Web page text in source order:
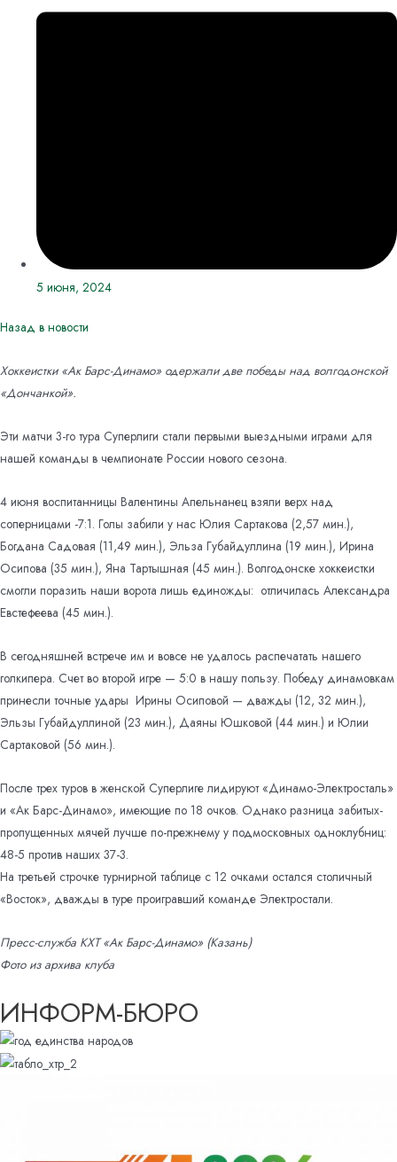
5 июня, 2024
Назад в новости
Хоккеистки «Ак Барс-Динамо» одержали две победы над волгодонской
«Дончанкой».
Эти матчи 3-го тура Суперлиги стали первыми выездными играми для
нашей команды в чемпионате России нового сезона.
4 июня воспитанницы Валентины Апельнанец взяли верх над
соперницами -7:1. Голы забили у нас Юлия Сартакова (2,57 мин.),
Богдана Садовая (11,49 мин.), Эльза Губайдуллина (19 мин.), Ирина
Осипова (35 мин.), Яна Тартышная (45 мин.). Волгодонске хоккеистки
смогли поразить наши ворота лишь единожды: отличилась Александра
Евстефеева (45 мин.).
В сегодняшней встрече им и вовсе не удалось распечатать нашего
голкипера. Счет во второй игре — 5:0 в нашу пользу. Победу динамовкам
принесли точные удары Ирины Осиповой — дважды (12, 32 мин.),
Эльзы Губайдуллиной (23 мин.), Даяны Юшковой (44 мин.) и Юлии
Сартаковой (56 мин.).
После трех туров в женской Суперлиге лидируют «Динамо-Электросталь»
и «Ак Барс-Динамо», имеющие по 18 очков. Однако разница забитых-
пропущенных мячей лучше по-прежнему у подмосковных одноклубниц:
48-5 против наших 37-3.
На третьей строчке турнирной таблице с 12 очками остался столичный
«Восток», дважды в туре проигравший команде Электростали.
Пресс-служба КХТ «Ак Барс-Динамо» (Казань)
Фото из архива клуба
ИНФОРМ-БЮРО